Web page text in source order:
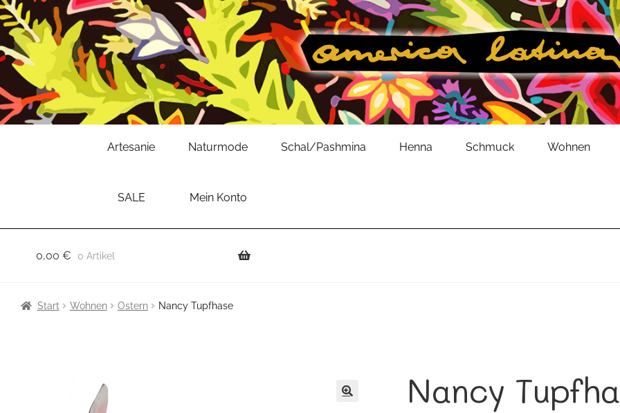
Artesanie Naturmode Schal/Pashmina Henna Schmuck Wohnen
SALE Mein Konto
0,00 € 0 Artikel
Start Wohnen Ostern Nancy Tupfhase
Nancy